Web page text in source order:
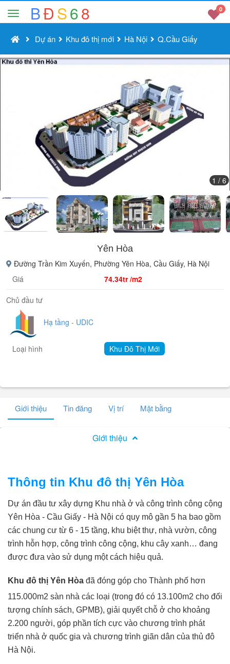
BĐS68 0
Dự án Khu đô thị mới Hà Nội Q.Cầu Giấy
1 / 6
Yên Hòa
Đường Trần Kim Xuyến, Phường Yên Hòa, Cầu Giấy, Hà Nội
Giá
74.34tr /m2
Chủ đầu tư
Hạ tầng - UDIC
Loại hình Khu Đô Thị Mới
Giới thiệu Tin đăng Vị trí Mặt bằng
Giới thiệu
Thông tin Khu đô thị Yên Hòa
Dự án đầu tư xây dựng Khu nhà ở và công trình công cộng
Yên Hòa - Cầu Giấy - Hà Nội có quy mô gần 5 ha bao gồm
các chung cư từ 6 - 15 tầng, khu biệt thự, nhà vườn, công
trình hỗn hợp, công trình công cộng, khu cây xanh… đang
được đưa vào sử dụng một cách hiệu quả.
Khu đô thị Yên Hòa đã đóng góp cho Thành phố hơn
115.000m2 sàn nhà các loại (trong đó có 13.100m2 cho đối
tượng chính sách, GPMB), giải quyết chỗ ở cho khoảng
2.200 người, góp phần tích cực vào chương trình phát
triển nhà ở quốc gia và chương trình giãn dân của thủ đô
Hà Nội.